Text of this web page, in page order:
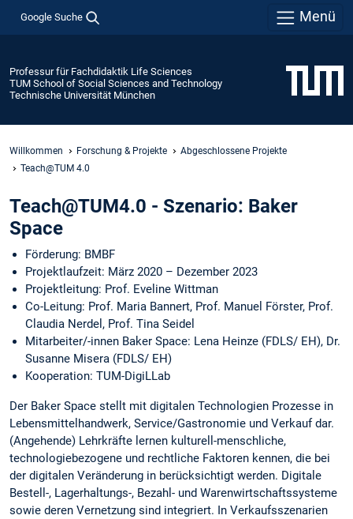
Google Suche Menü
Professur für Fachdidaktik Life Sciences
TUM School of Social Sciences and Technology
Technische Universität München
Willkommen Forschung & Projekte
Abgeschlossene Projekte
Teach@TUM 4.0
Teach@TUM4.0 - Szenario: Baker
Space
Förderung: BMBF
Projektlaufzeit: März 2020 – Dezember 2023
Projektleitung: Prof. Eveline Wittman
Co-Leitung: Prof. Maria Bannert, Prof. Manuel Förster, Prof.
Claudia Nerdel, Prof. Tina Seidel
Mitarbeiter/-innen Baker Space: Lena Heinze (FDLS/ EH), Dr.
Susanne Misera (FDLS/ EH)
Kooperation: TUM-DigiLLab
Der Baker Space stellt mit digitalen Technologien Prozesse in
Lebensmittelhandwerk, Service/Gastronomie und Verkauf dar.
(Angehende) Lehrkräfte lernen kulturell-menschliche,
technologiebezogene und rechtliche Faktoren kennen, die bei
der digitalen Veränderung in berücksichtigt werden. Digitale
Bestell-, Lagerhaltungs-, Bezahl- und Warenwirtschaftssysteme
sowie deren Vernetzung sind integriert. In Verkaufsszenarien